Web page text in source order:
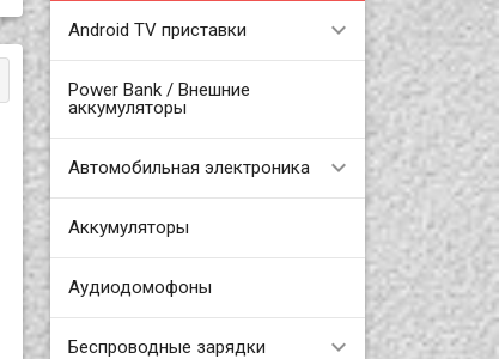
Android TV приставки
Power Bank / Внешние
аккумуляторы
Автомобильная электроника
Аккумуляторы
Аудиодомофоны
Беспроводные зарядки